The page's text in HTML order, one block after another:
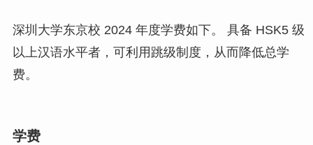
深圳大学东京校 2024 年度学费如下。 具备 HSK5 级
以上汉语水平者，可利用跳级制度，从而降低总学
费。
学费